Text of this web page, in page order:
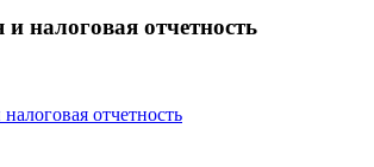
и налоговая отчетность